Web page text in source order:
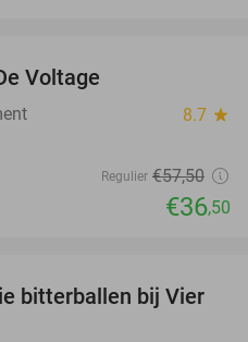
Voltage
8.7 star
Regulier €57,50
€36,50
37%
bitterballen bij Vier